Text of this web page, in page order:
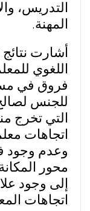
التدريس،
المهنة.
أشارت
فروق في
للجنس
التي تخرج
وعدم وجود
محور
إلى وجود
اتجاهات